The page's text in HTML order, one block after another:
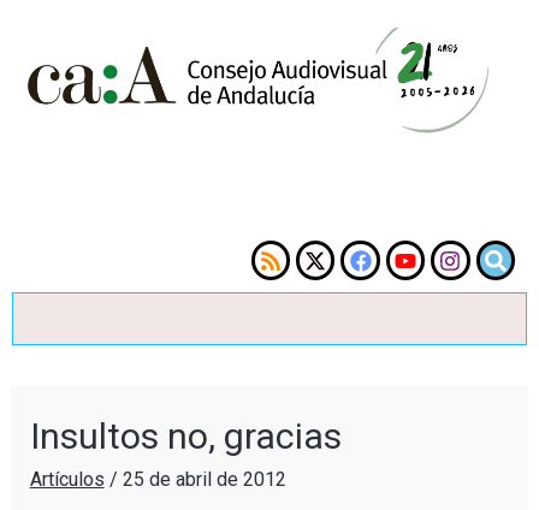
Insultos no, gracias
Artículos / 25 de abril de 2012